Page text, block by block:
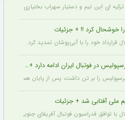
ترکیه ای این تیم و دستیار سهراب بختیاری زاده
را خوشحال کرد !! + جزئیات
قرارداد خود را با آبی‌پوشان تمدید کرد.
در فوتبال ایران ادامه دارد + جزئیات
را بر تن داشت، پس از پایان همکاری با
ملی آفتابی شد + جزئیات
با توافق فدراسیون فوتبال آفریقای جنوبی